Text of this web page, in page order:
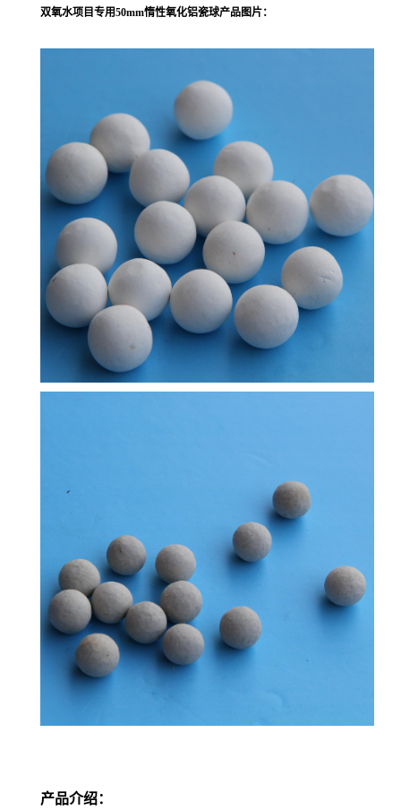
双氧水项目专用50mm惰性氧化铝瓷球产品图片：
产品介绍：